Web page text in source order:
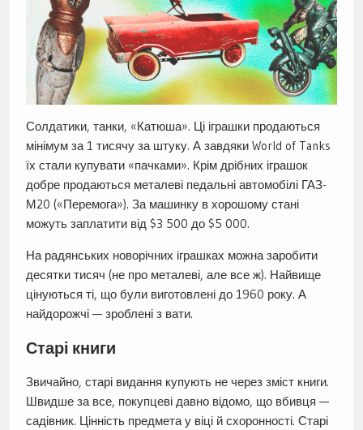
Солдатики, танки, «Катюша». Ці іграшки продаються
мінімум за 1 тисячу за штуку. А завдяки World of Tanks
їх стали купувати «пачками». Крім дрібних іграшок
добре продаються металеві педальні автомобілі ГАЗ-
М20 («Перемога»). За машинку в хорошому стані
можуть заплатити від $3 500 до $5 000.
На радянських новорічних іграшках можна заробити
десятки тисяч (не про металеві, але все ж). Найвище
цінуються ті, що були виготовлені до 1960 року. А
найдорожчі — зроблені з вати.
Старі книги
Звичайно, старі видання купують не через зміст книги.
Швидше за все, покупцеві давно відомо, що вбивця —
садівник. Цінність предмета у віці й схоронності. Старі